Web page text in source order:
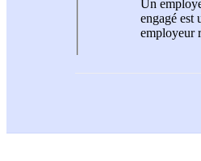
Un
engagé est
employeur